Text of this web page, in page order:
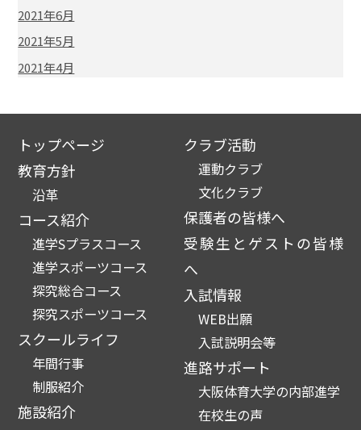
2021年6月
2021年5月
2021年4月
トップページ
教育方針
沿革
コース紹介
進学Sプラスコース
進学スポーツコース
探究総合コース
探究スポーツコース
スクールライフ
年間行事
制服紹介
施設紹介
クラブ活動
運動クラブ
文化クラブ
保護者の皆様へ
受験生とゲストの皆様
へ
入試情報
WEB出願
入試説明会等
進路サポート
大阪体育大学の内部進学
在校生の声